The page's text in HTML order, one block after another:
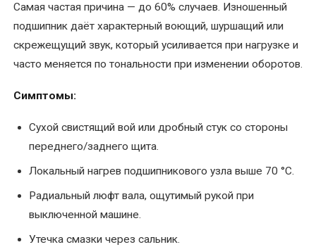
Перемотка
ротора
электродвигателя
Перемотка
электродвигателя
Перемотка
трансформаторов
альтернатива
покупке
Самая частая причина — до 60% случаев. Изношенный
подшипник даёт характерный воющий, шуршащий или
скрежещущий звук, который усиливается при нагрузке и
часто меняется по тональности при изменении оборотов.
Симптомы:
Сухой свистящий вой или дробный стук со стороны
переднего/заднего щита.
Локальный нагрев подшипникового узла выше 70 °C.
Радиальный люфт вала, ощутимый рукой при
выключенной машине.
Утечка смазки через сальник.